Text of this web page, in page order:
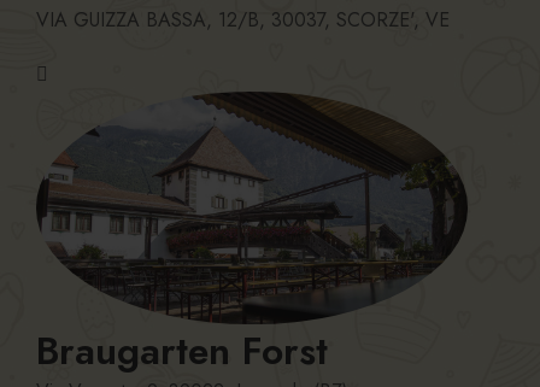
VIA GUIZZA BASSA, 12/B, 30037, SCORZE', VE
Braugarten Forst